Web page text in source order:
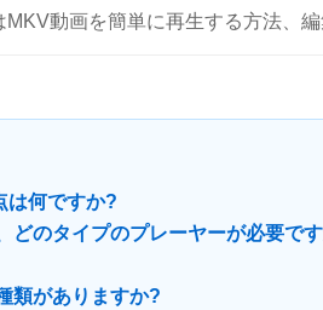
動画を簡単に再生する方法、編
は何ですか?
どのタイプのプレーヤーが必要で
類がありますか?